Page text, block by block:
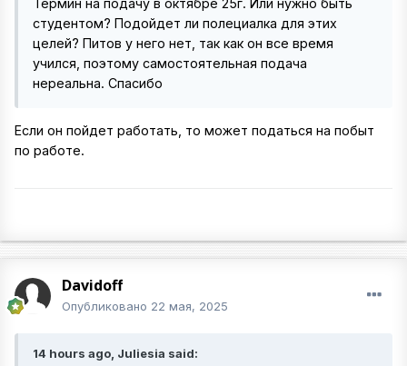
Термин на подачу в октябре 25г. Или нужно быть
студентом? Подойдет ли полециалка для этих
целей? Питов у него нет, так как он все время
учился, поэтому самостоятельная подача
нереальна. Спасибо
Если он пойдет работать, то может податься на побыт
по работе.
Davidoff
Опубликовано 22 мая, 2025
14 hours ago, Juliesia said: